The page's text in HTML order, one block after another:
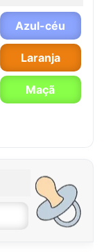
Azul-céu
Laranja
Maçã